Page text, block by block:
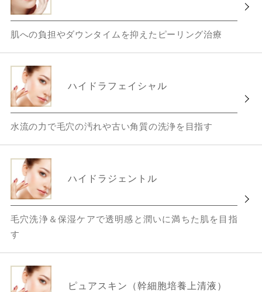
肌への負担やダウンタイムを抑えたピーリング治療
ハイドラフェイシャル
水流の力で毛穴の汚れや古い角質の洗浄を目指す
ハイドラジェントル
毛穴洗浄＆保湿ケアで透明感と潤いに満ちた肌を目指
す
ピュアスキン（幹細胞培養上清液）